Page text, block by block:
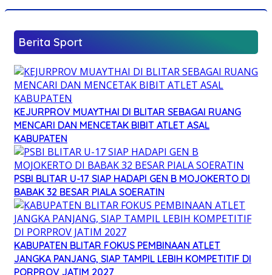
Berita Sport
KEJURPROV MUAYTHAI DI BLITAR SEBAGAI RUANG
MENCARI DAN MENCETAK BIBIT ATLET ASAL
KABUPATEN
PSBI BLITAR U-17 SIAP HADAPI GEN B MOJOKERTO DI
BABAK 32 BESAR PIALA SOERATIN
KABUPATEN BLITAR FOKUS PEMBINAAN ATLET
JANGKA PANJANG, SIAP TAMPIL LEBIH KOMPETITIF DI
PORPROV JATIM 2027